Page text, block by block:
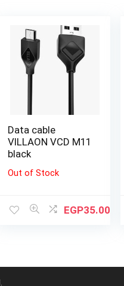
Data cable
VILLAON VCD M11
black
Out of Stock
EGP35.00